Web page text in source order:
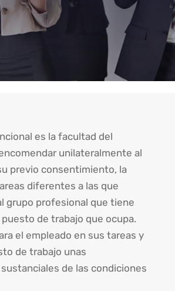
es la facultad del
unilateralmente al
previo consentimiento, la
diferentes a las que
grupo profesional que tiene
de trabajo que ocupa.
el empleado en sus tareas y
de trabajo unas
de las condiciones